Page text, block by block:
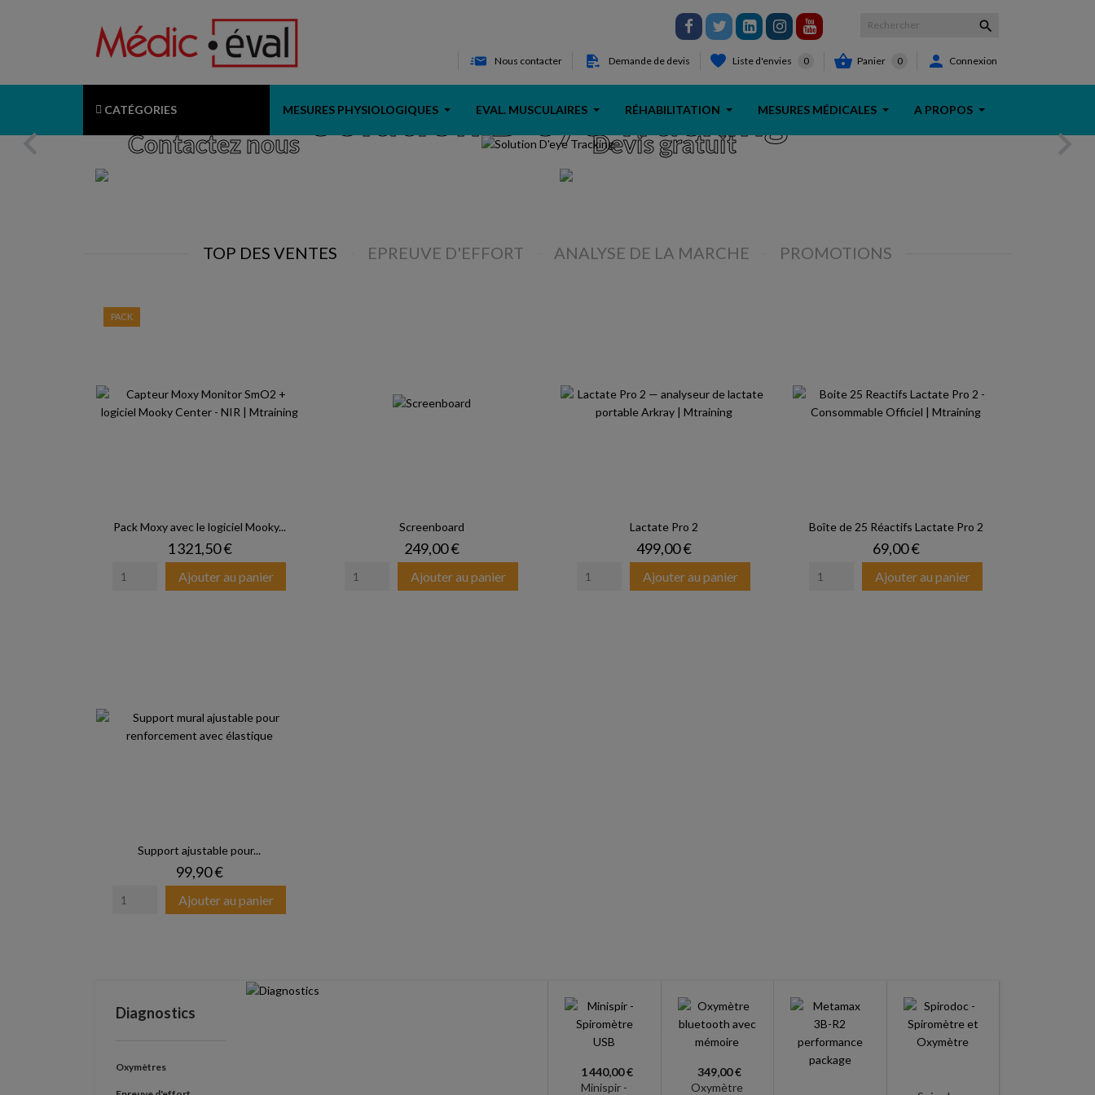

Nous contacter Demande de devis Liste d'envies 0  Panier 0  Connexion
CATÉGORIES MESURES PHYSIOLOGIQUES EVAL. MUSCULAIRES RÉHABILITATION MESURES MÉDICALES A PROPOS
Solution D'eye Tracking
Découvir
 
Un projet?
Contactez nous
Devis gratuit
TOP DES VENTES EPREUVE D'EFFORT ANALYSE DE LA MARCHE PROMOTIONS
Pack Moxy avec le logiciel Mooky...
Prix
1 321,50 €
Ajouter au panier
PACK
Screenboard
Prix
249,00 €
Ajouter au panier
Lactate Pro 2
Prix
499,00 €
Ajouter au panier
Boîte de 25 Réactifs Lactate Pro 2
Prix
69,00 €
Ajouter au panier
Support ajustable pour...
Prix
99,90 €
Ajouter au panier
Diagnostics
Oxymètres
1 440,00 €
Minispir -
349,00 €
Oxymètre